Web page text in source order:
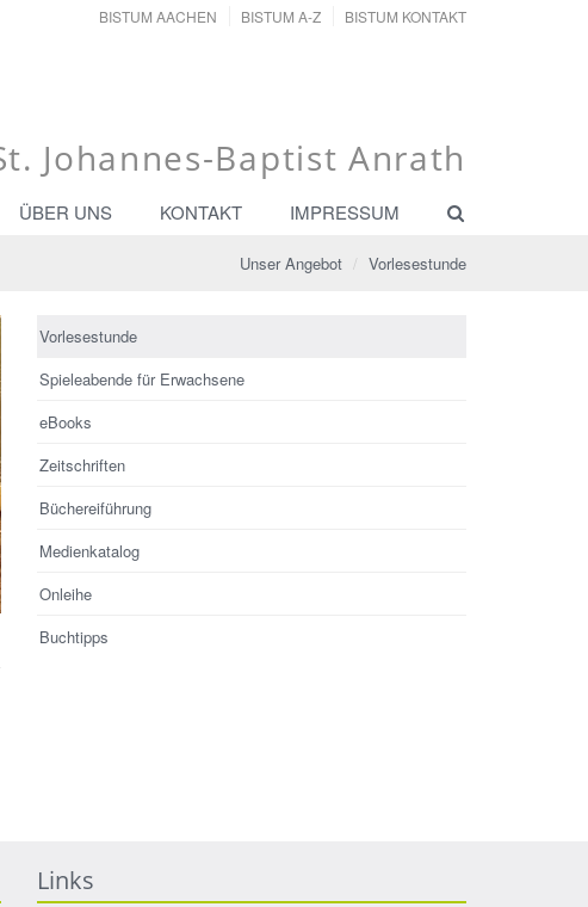
BISTUM AACHEN BISTUM A-Z BISTUM KONTAKT
Johannes-Baptist Anrath
ÜBER UNS KONTAKT IMPRESSUM
Unser Angebot Vorlesestunde
Vorlesestunde
Spieleabende für Erwachsene
eBooks
Zeitschriften
Büchereiführung
Medienkatalog
Onleihe
Buchtipps
Links